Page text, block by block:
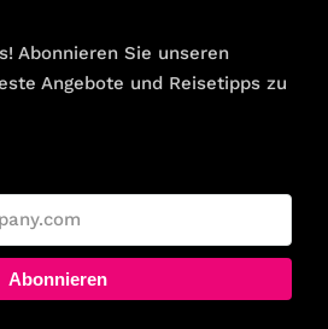
Abonnieren Sie unseren
Angebote und Reisetipps zu
Abonnieren